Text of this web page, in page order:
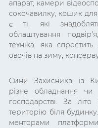
апарат, камери
сокочавилку, кошик
є ті, які
облаштування
техніка, яка
овочів на зиму,
Сини Захисника із
різне обладнання
господарстві. За
територію біля
менторами